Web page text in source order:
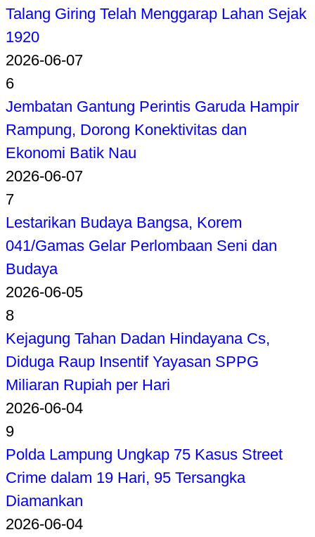
Talang Giring Telah Menggarap Lahan Sejak
1920
2026-06-07
6
Jembatan Gantung Perintis Garuda Hampir
Rampung, Dorong Konektivitas dan
Ekonomi Batik Nau
2026-06-07
7
Lestarikan Budaya Bangsa, Korem
041/Gamas Gelar Perlombaan Seni dan
Budaya
2026-06-05
8
Kejagung Tahan Dadan Hindayana Cs,
Diduga Raup Insentif Yayasan SPPG
Miliaran Rupiah per Hari
2026-06-04
9
Polda Lampung Ungkap 75 Kasus Street
Crime dalam 19 Hari, 95 Tersangka
Diamankan
2026-06-04